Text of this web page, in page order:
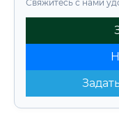
Свяжитесь с нами